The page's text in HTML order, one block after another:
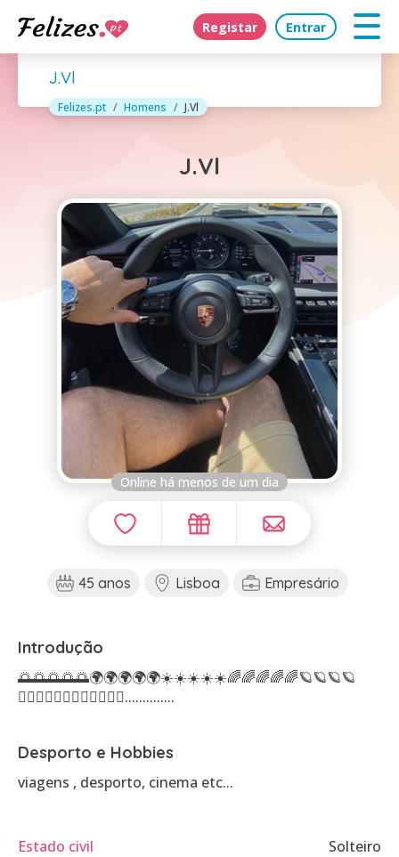
Registar Entrar
J.Vl
Felizes.pt Homens J.Vl
J.Vl
Online há menos de um dia
45 anos Lisboa Empresário
Introdução
🌅🌅🌅🌅🌅🌍🌍🌍🌍🌍☀️☀️☀️☀️☀️🌈🌈🌈🌈🌈🪐🪐🪐🪐
🏄🏻‍♂️🏄🏻‍♂️🏄🏻‍♂️🏄🏻‍♂️..............
Desporto e Hobbies
viagens , desporto, cinema etc...
Estado civil
Solteiro